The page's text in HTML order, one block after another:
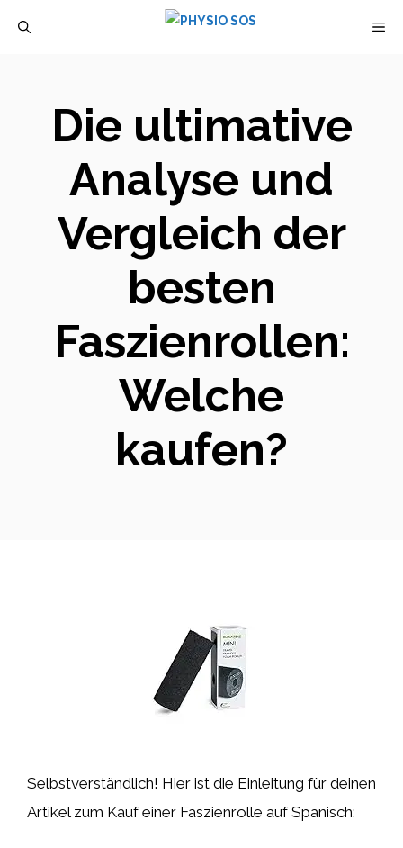
Die ultimative
Analyse und
Vergleich der
besten
Faszienrollen:
Welche
kaufen?
Selbstverständlich! Hier ist die Einleitung für deinen
Artikel zum Kauf einer Faszienrolle auf Spanisch: